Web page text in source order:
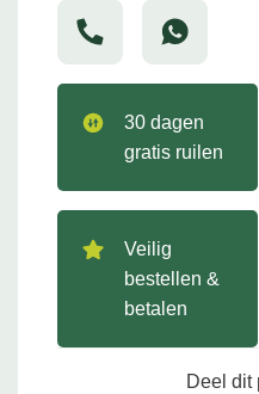
30 dagen
gratis ruilen
Veilig
bestellen &
betalen
Deel dit